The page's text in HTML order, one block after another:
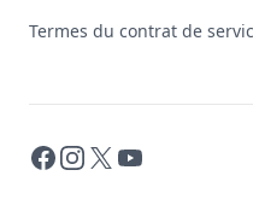
Termes du contrat de
Facebook
Instagram
X YouTube